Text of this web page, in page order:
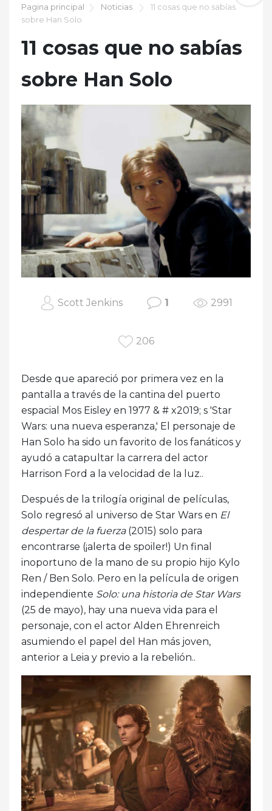
Pagina principal Noticias
11 cosas que no sabías
sobre Han Solo
11 cosas que no sabías
sobre Han Solo
Scott Jenkins 1 2991
206
Desde que apareció por primera vez en la
pantalla a través de la cantina del puerto
espacial Mos Eisley en 1977 & # x2019; s 'Star
Wars: una nueva esperanza,' El personaje de
Han Solo ha sido un favorito de los fanáticos y
ayudó a catapultar la carrera del actor
Harrison Ford a la velocidad de la luz..
Después de la trilogía original de películas,
Solo regresó al universo de Star Wars en El
despertar de la fuerza (2015) solo para
encontrarse (¡alerta de spoiler!) Un final
inoportuno de la mano de su propio hijo Kylo
Ren / Ben Solo. Pero en la película de origen
independiente Solo: una historia de Star Wars
(25 de mayo), hay una nueva vida para el
personaje, con el actor Alden Ehrenreich
asumiendo el papel del Han más joven,
anterior a Leia y previo a la rebelión..